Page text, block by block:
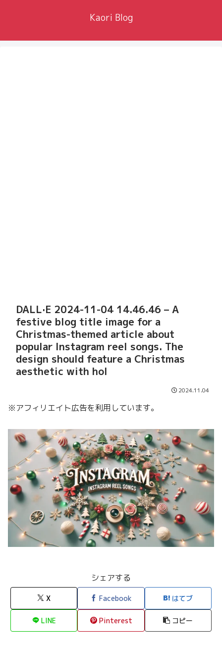
Kaori Blog
DALL·E 2024-11-04 14.46.46 – A
festive blog title image for a
Christmas-themed article about
popular Instagram reel songs. The
design should feature a Christmas
aesthetic with hol
2024.11.04
※アフィリエイト広告を利用しています。
シェアする
X Facebook はてブ
LINE Pinterest コピー